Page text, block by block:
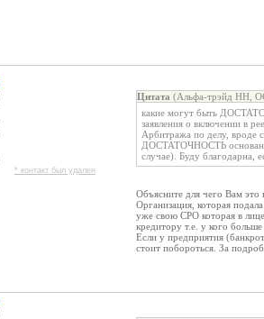
* контакт был удален
Цитата (Альфа-трэйд НН,
какие могут быть
заявления о включении в
Арбитража по делу, вроде
ДОСТАТОЧНОСТЬ
случае). Буду благодарна,
Объясните для чего Вам это
Организация, которая
уже свою СРО которая в
кредитору т.е. у кого
Если у предприятия
стоит побороться. За